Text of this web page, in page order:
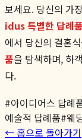
보세요. 당신의 가
idus 특별한 답례품
에서 당신의 결혼
품을 탐색하며, 하
다.
#아이디어스 답례
예술적 답례품#웨
← 홈으로 돌아가기